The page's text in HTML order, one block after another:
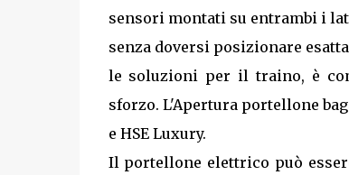
sensori montati su entrambi i
senza doversi posizionare
le soluzioni per il traino, è
sforzo. L'Apertura portellone
e HSE Luxury.
Il portellone elettrico può